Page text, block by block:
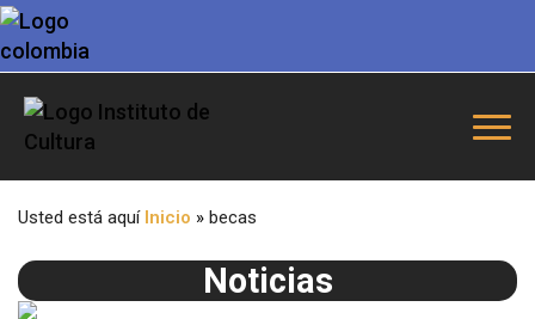
Usted está aquí Inicio » becas
Noticias